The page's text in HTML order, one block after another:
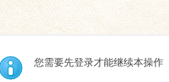
您需要先登录才能继续本操作